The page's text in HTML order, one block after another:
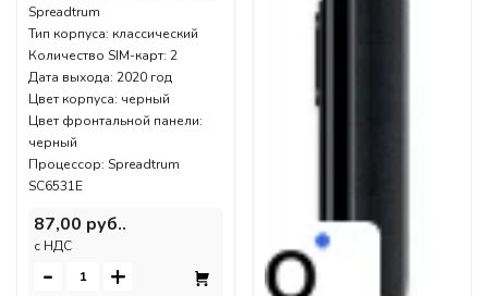
Spreadtrum
Тип корпуса: классический
Количество SIM-карт: 2
Дата выхода: 2020 год
Цвет корпуса: черный
Цвет фронтальной панели:
черный
Процессор: Spreadtrum
SC6531E
87,00 руб..
c НДС
- +